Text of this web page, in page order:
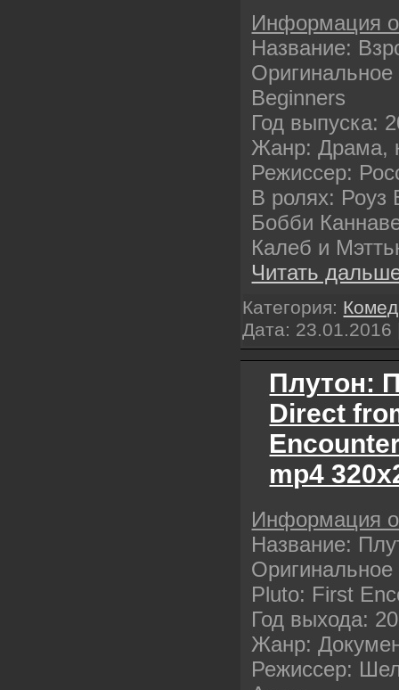
Информация
Название:
Beginners
Год выпуска:
Жанр: Драма,
Режиссер:
В ролях: Роуз
Бобби
Калеб и
Читать
Категория:
Дата: 23.01.2016
Плутон:
Direct
mp4
Информация
Название:
Pluto: First
Год выхода:
Жанр:
Режиссер: